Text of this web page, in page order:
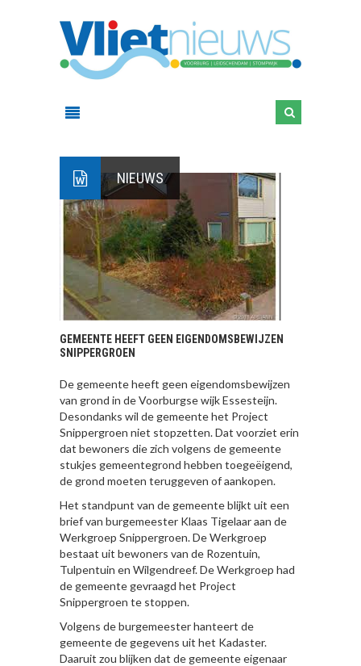
NIEUWS
GEMEENTE HEEFT GEEN EIGENDOMSBEWIJZEN
SNIPPERGROEN
De gemeente heeft geen eigendomsbewijzen
van grond in de Voorburgse wijk Essesteijn.
Desondanks wil de gemeente het Project
Snippergroen niet stopzetten. Dat voorziet erin
dat bewoners die zich volgens de gemeente
stukjes gemeentegrond hebben toegeëigend,
de grond moeten teruggeven of aankopen.
Het standpunt van de gemeente blijkt uit een
brief van burgemeester Klaas Tigelaar aan de
Werkgroep Snippergroen. De Werkgroep
bestaat uit bewoners van de Rozentuin,
Tulpentuin en Wilgendreef. De Werkgroep had
de gemeente gevraagd het Project
Snippergroen te stoppen.
Volgens de burgemeester hanteert de
gemeente de gegevens uit het Kadaster.
Daaruit zou blijken dat de gemeente eigenaar